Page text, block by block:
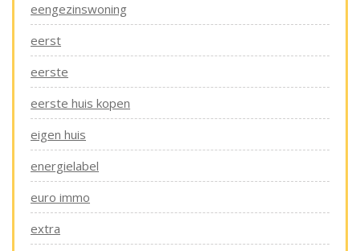
eengezinswoning
eerst
eerste
eerste huis kopen
eigen huis
energielabel
euro immo
extra